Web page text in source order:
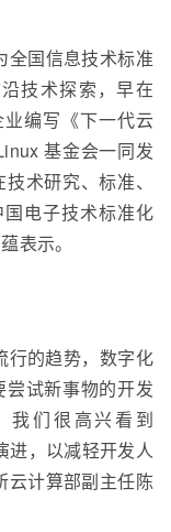
全国信息技术标准
技术探索，早在
编写《下一代云
基金会一同发
术研究、标准、
电子技术标准化
表示。
行的趋势，数字化
试新事物的开发
我们很高兴看到
进，以减轻开发人
云计算部副主任陈